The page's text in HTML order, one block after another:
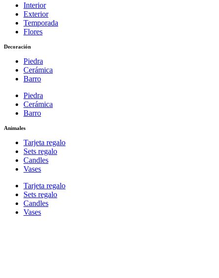
Interior
Exterior
Temporada
Flores
Decoración
Piedra
Cerámica
Barro
Piedra
Cerámica
Barro
Animales
Tarjeta regalo
Sets regalo
Candles
Vases
Tarjeta regalo
Sets regalo
Candles
Vases